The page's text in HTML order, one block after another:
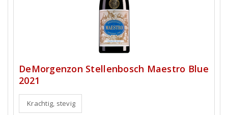
DeMorgenzon Stellenbosch Maestro Blue
2021
Krachtig, stevig